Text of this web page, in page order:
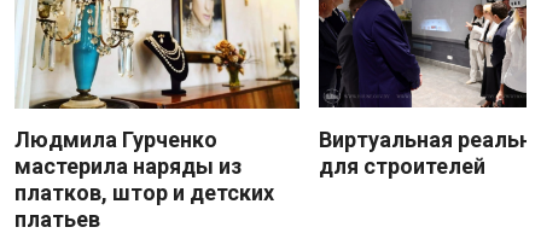
Людмила Гурченко
мастерила наряды из
платков, штор и детских
платьев
Виртуальная
для строителей